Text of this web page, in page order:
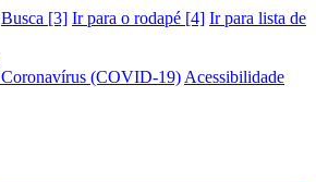
Busca [3] Ir para o rodapé [4] Ir para lista de
Coronavírus (COVID-19) Acessibilidade